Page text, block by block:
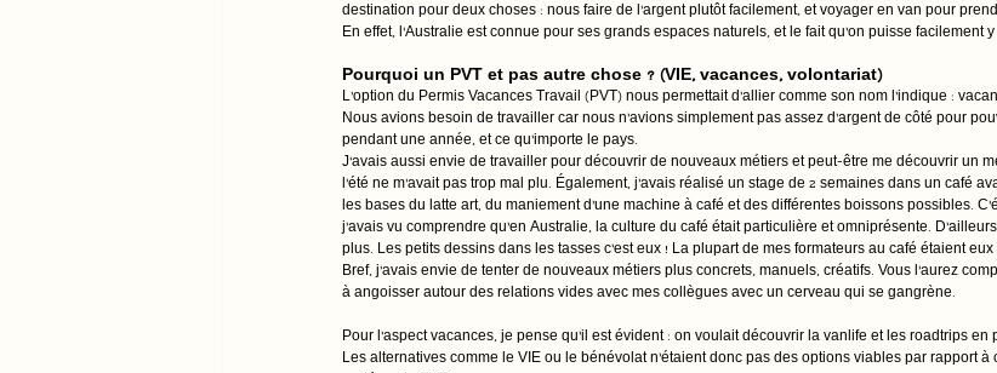
destination pour deux choses : nous faire de l’argent plutôt facilement, et voyager en van pour
En effet, l’Australie est connue pour ses grands espaces naturels, et le fait qu’on puisse facilement
Pourquoi un PVT et pas autre chose ? (VIE, vacances, volontariat)
L’option du Permis Vacances Travail (PVT) nous permettait d’allier comme son nom l’indique :
Nous avions besoin de travailler car nous n’avions simplement pas assez d’argent de côté pour
pendant une année, et ce qu’importe le pays.
J’avais aussi envie de travailler pour découvrir de nouveaux métiers et peut-être me découvrir un
l’été ne m’avait pas trop mal plu. Également, j’avais réalisé un stage de 2 semaines dans un café
les bases du latte art, du maniement d’une machine à café et des différentes boissons possibles.
j’avais vu comprendre qu’en Australie, la culture du café était particulière et omniprésente.
plus. Les petits dessins dans les tasses c’est eux ! La plupart de mes formateurs au café étaient
Bref, j’avais envie de tenter de nouveaux métiers plus concrets, manuels, créatifs. Vous l’aurez
à angoisser autour des relations vides avec mes collègues avec un cerveau qui se gangrène.
Pour l’aspect vacances, je pense qu’il est évident : on voulait découvrir la vanlife et les roadtrips en
Les alternatives comme le VIE ou le bénévolat n’étaient donc pas des options viables par rapport